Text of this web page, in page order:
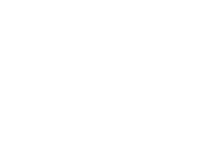
Спецпредложение для